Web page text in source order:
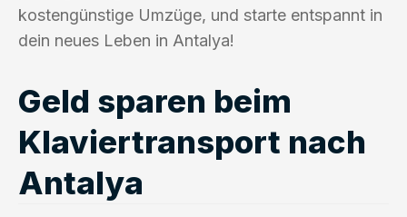
kostengünstige Umzüge, und starte entspannt in
dein neues Leben in Antalya!
Geld sparen beim
Klaviertransport nach
Antalya